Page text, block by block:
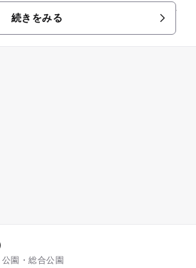
が教えてくれるので、初めての方で
続きをみる
園・総合公園